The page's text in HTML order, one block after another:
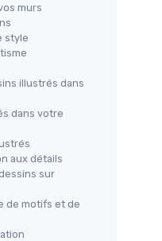
murs
style
illustrés dans
dans votre
aux détails
sur
de motifs et de